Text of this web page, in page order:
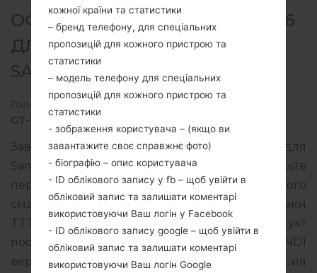
ОФІЦІЙНА ПРОШИВКА #22816
ДЛЯ GT-I9080L -
SAMSUNGGALAXY GRAND
Головна Galaxy Grand SamsungGT-I9080L
GT-I9080L_1_20150916173413_ix3kdd2nkz_fac.zip
Завантажте останнє оновлення прошивки для
Samsung Galaxy Grand, але не забудьте
перевірити, чи відповідає номер моделі вашого
смартфона вказаному GT-I9080L. Код прошивки
TTT для TRINIDAD AND TOBAGO. Продукт
поставляється з PDA версією I9080LUBUBND1
версія CSC I9080LUUBBND1, MODEM версия
кожної країни та статистики
– бренд телефону, для спеціальних
пропозицій для кожного пристрою та
статистики
– модель телефону для спеціальних
пропозицій для кожного пристрою та
статистики
- зображення користувача – (якщо ви
завантажите своє справжнє фото)
- біографію – опис користувача
- ID облікового запису у fb – щоб увійти в
обліковий запис та залишати коментарі
використовуючи Ваш логін у Facebook
- ID облікового запису google – щоб увійти в
обліковий запис та залишати коментарі
використовуючи Ваш логін Google